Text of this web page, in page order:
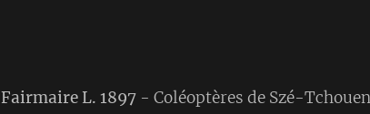
Fairmaire L. 1897 - Coléoptères de Szé-